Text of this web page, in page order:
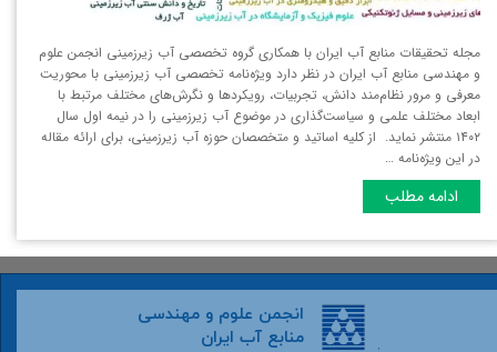
مجله تحقیقات منابع آب ایران با همکاری گروه تخصصی آب زیرزمینی انجمن علوم
و مهندسی منابع آب ایران در نظر دارد ویژه‌نامه تخصصی آب زیرزمینی با محوریت
معرفی و مرور نظام‌مند دانش، تجربیات، رویکردها و نگرش‌های مختلف مرتبط با
ابعاد مختلف علمی و سیاست‌گذاری در موضوع آب زیرزمینی را در نیمه اول سال
۱۴۰۲ منتشر نماید. از کلیه اساتید و متخصصان حوزه آب زیرزمینی، برای ارائه مقاله
در این ویژه‌نامه …
ادامه مطلب
انجمن علوم و مهندسی
منابع آب ایران